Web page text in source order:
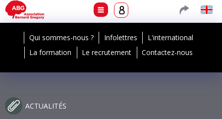
Qui sommes-nous ? Infolettres
L'international
La formation
Le recrutement Contactez-nous
ACTUALITÉS